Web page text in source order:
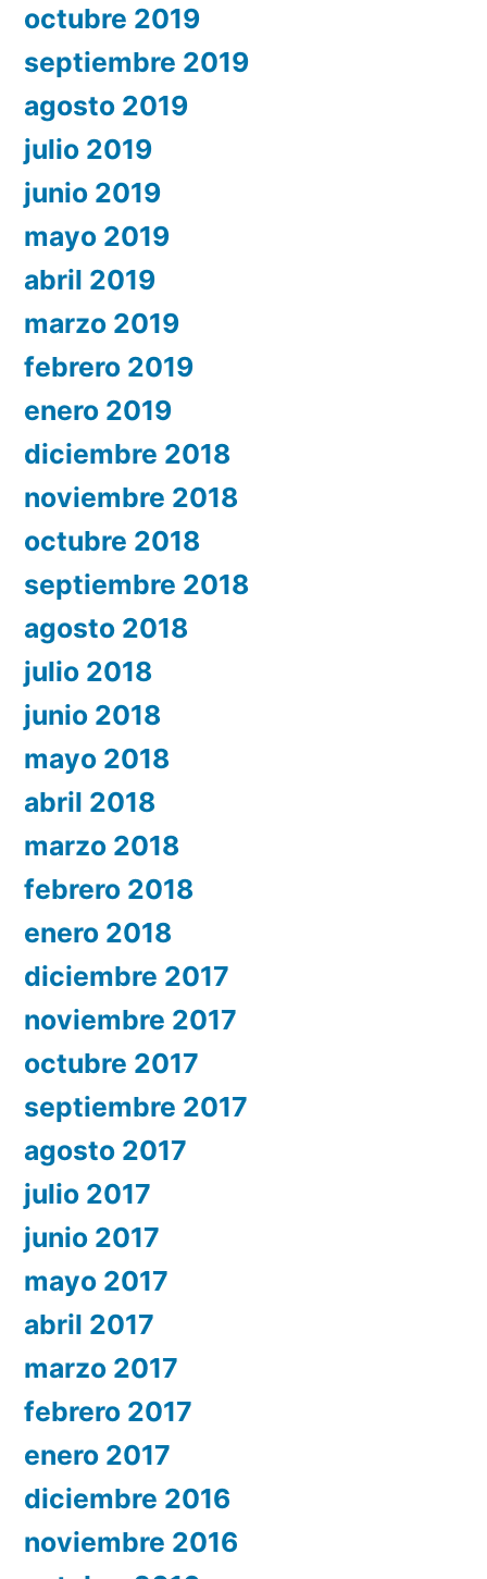
octubre 2019
septiembre 2019
agosto 2019
julio 2019
junio 2019
mayo 2019
abril 2019
marzo 2019
febrero 2019
enero 2019
diciembre 2018
noviembre 2018
octubre 2018
septiembre 2018
agosto 2018
julio 2018
junio 2018
mayo 2018
abril 2018
marzo 2018
febrero 2018
enero 2018
diciembre 2017
noviembre 2017
octubre 2017
septiembre 2017
agosto 2017
julio 2017
junio 2017
mayo 2017
abril 2017
marzo 2017
febrero 2017
enero 2017
diciembre 2016
noviembre 2016